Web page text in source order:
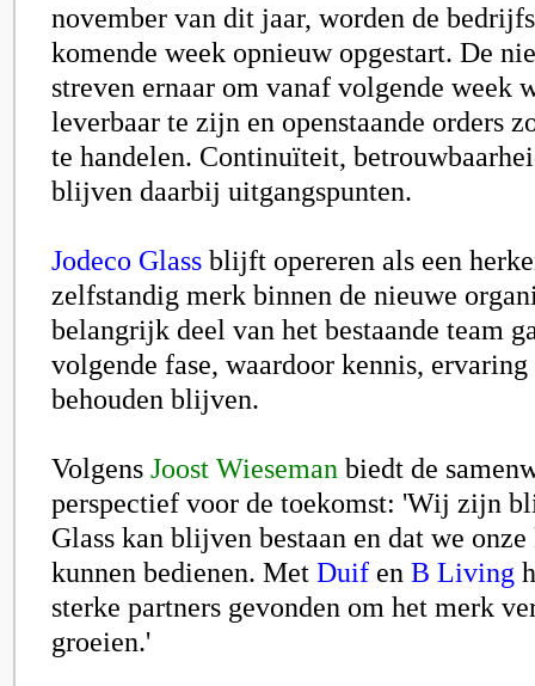
november van dit jaar, worden de
komende week opnieuw opgestart. De
streven ernaar om vanaf volgende week
leverbaar te zijn en openstaande orders
te handelen. Continuïteit,
blijven daarbij uitgangspunten.
Jodeco Glass blijft opereren als een
zelfstandig merk binnen de nieuwe
belangrijk deel van het bestaande team
volgende fase, waardoor kennis,
behouden blijven.
Volgens Joost Wieseman biedt de
perspectief voor de toekomst: 'Wij zijn
Glass kan blijven bestaan en dat we
kunnen bedienen. Met Duif en B Living
sterke partners gevonden om het merk
groeien.'